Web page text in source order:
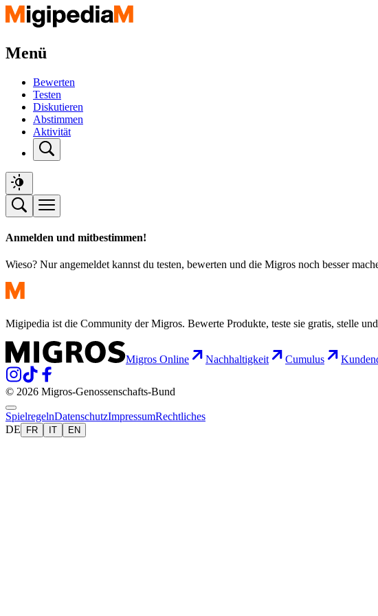
Menü
Bewerten
Testen
Diskutieren
Abstimmen
Aktivität
Anmelden und mitbestimmen!
Wieso? Nur angemeldet kannst du testen, bewerten und die Migros noch besser
Migipedia ist die Community der Migros. Bewerte Produkte, teste sie gratis, stelle
Migros Online Nachhaltigkeit Cumulus
© 2026 Migros-Genossenschafts-Bund
SpielregelnDatenschutzImpressumRechtliches
DE
FR IT EN